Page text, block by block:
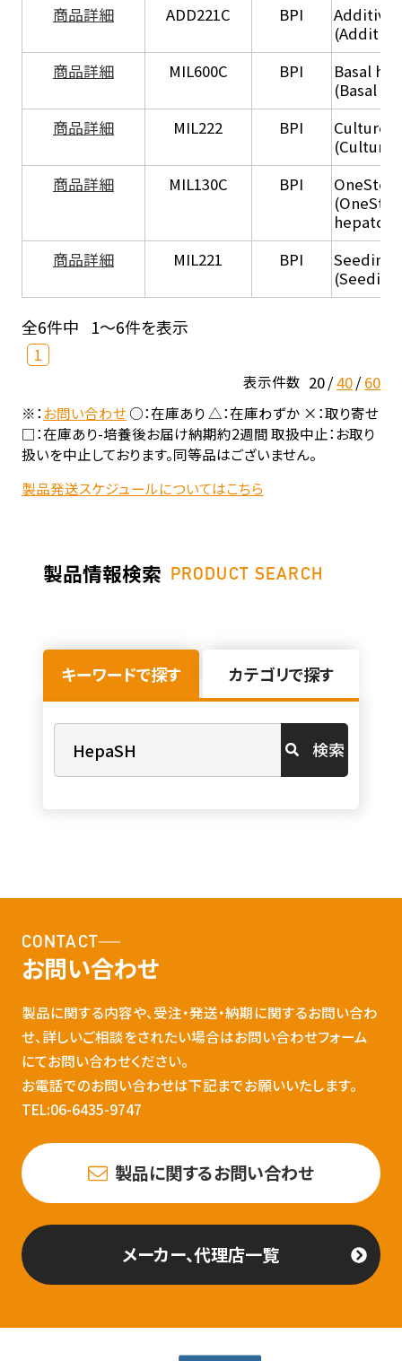
商品詳細
ADD221C BPI
商品詳細
MIL600C BPI
Basal
(Basal
商品詳細
MIL222 BPI
Culture
(Culture
商品詳細
MIL130C BPI
商品詳細
MIL221 BPI
Seeding
全6件中 1～6件を表示
1
表示件数 20 40 60
※：お問い合わせ○：在庫あり △：在庫わずか ×：取り寄せ
□：在庫あり-培養後お届け納期約2週間 取扱中止：お取り
扱いを中止しております。同等品はございません。
製品発送スケジュールについてはこちら
製品情報検索 PRODUCT SEARCH
キーワードで探す カテゴリで探す
検索
CONTACT
お問い合わせ
製品に関する内容や、受注・発送・納期に関するお問い合わ
せ、詳しいご相談をされたい場合はお問い合わせフォーム
にてお問い合わせください。
お電話でのお問い合わせは下記までお願いいたします。
TEL:06-6435-9747
製品に関するお問い合わせ
メーカー、代理店一覧